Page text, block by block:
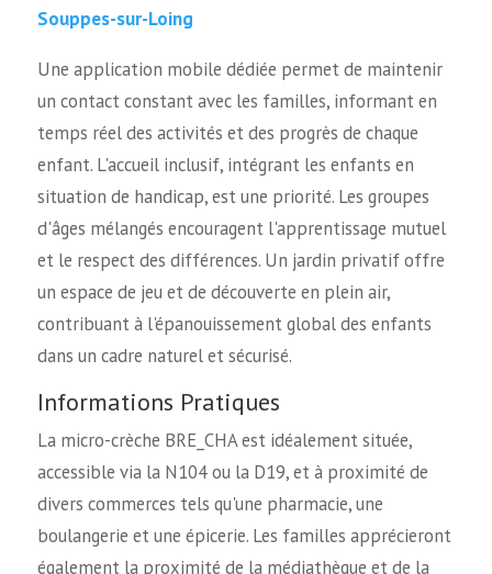
Souppes-sur-Loing
Une application mobile dédiée permet de maintenir
un contact constant avec les familles, informant en
temps réel des activités et des progrès de chaque
enfant. L'accueil inclusif, intégrant les enfants en
situation de handicap, est une priorité. Les groupes
d'âges mélangés encouragent l'apprentissage mutuel
et le respect des différences. Un jardin privatif offre
un espace de jeu et de découverte en plein air,
contribuant à l'épanouissement global des enfants
dans un cadre naturel et sécurisé.
Informations Pratiques
La micro-crèche BRE_CHA est idéalement située,
accessible via la N104 ou la D19, et à proximité de
divers commerces tels qu'une pharmacie, une
boulangerie et une épicerie. Les familles apprécieront
également la proximité de la médiathèque et de la